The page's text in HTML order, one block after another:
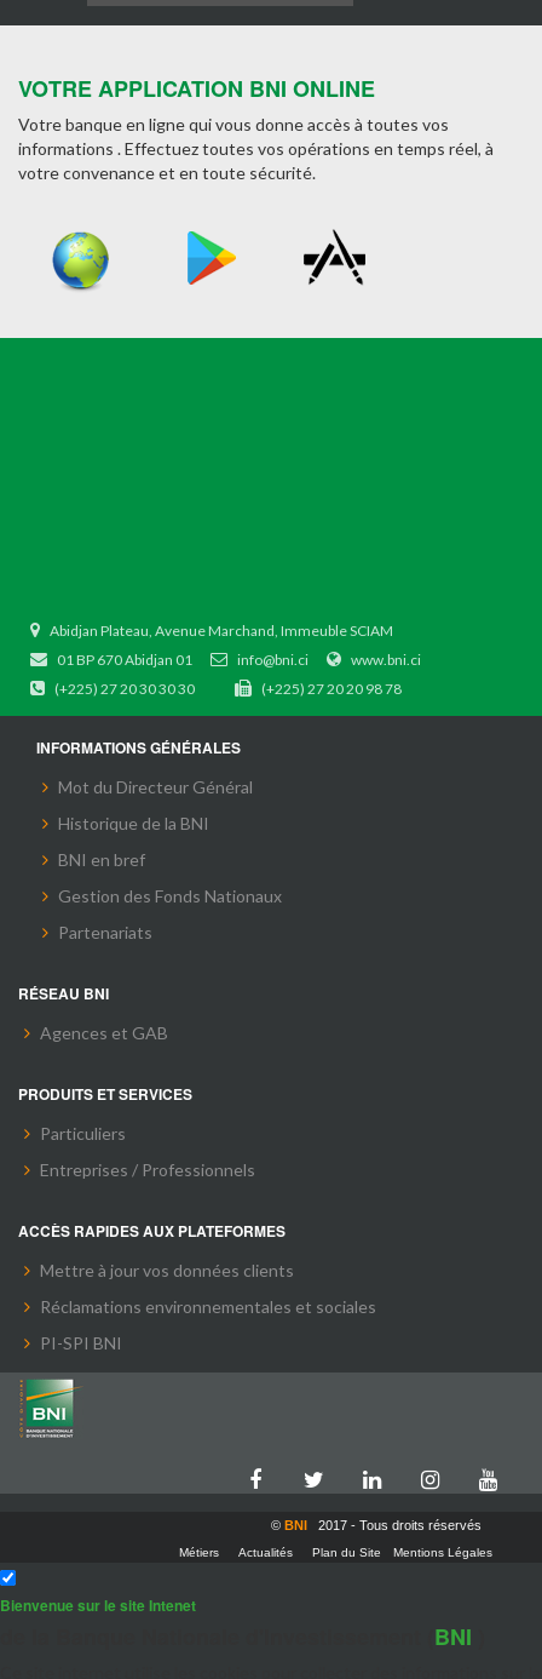
VOTRE APPLICATION BNI ONLINE
Votre banque en ligne qui vous donne accès à toutes vos
informations . Effectuez toutes vos opérations en temps réel, à
votre convenance et en toute sécurité.
Abidjan Plateau, Avenue Marchand, Immeuble SCIAM
01 BP 670 Abidjan 01
info@bni.ci
www.bni.ci
(+225) 27 20 30 30 30
(+225) 27 20 20 98 78
INFORMATIONS GÉNÉRALES
Mot du Directeur Général
Historique de la BNI
BNI en bref
Gestion des Fonds Nationaux
Partenariats
RÉSEAU BNI
Agences et GAB
PRODUITS ET SERVICES
Particuliers
Entreprises / Professionnels
ACCÈS RAPIDES AUX PLATEFORMES
Mettre à jour vos données clients
Réclamations environnementales et sociales
PI-SPI BNI
© BNI 2017 - Tous droits réservés
Métiers Actualités Plan du Site Mentions Légales
Bienvenue sur le site Intenet
BNI